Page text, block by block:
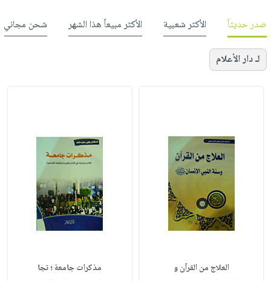
صدر حديثاً الأكثر شعبية الأكثر مبيعاً هذا الشهر شحن مجاني
لـ دار الأعلام
العلاج من القرآن و مذكرات جامعة ؛ تجا